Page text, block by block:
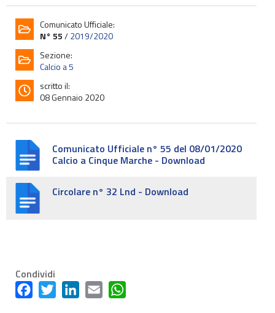
Comunicato Ufficiale:
N° 55/2019/2020
Sezione:
Calcio a 5
scritto il:
08 Gennaio 2020
Comunicato Ufficiale n° 55 del 08/01/2020
Calcio a Cinque Marche - Download
Circolare n° 32 Lnd - Download
Condividi
FacebookTwitter LinkedInEmail